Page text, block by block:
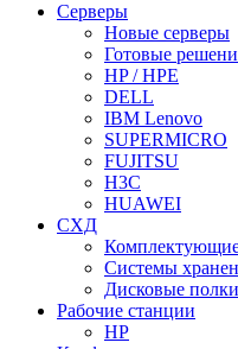
Серверы
Новые серверы
Готовые
HP / HPE
DELL
IBM Lenovo
SUPERMICRO
FUJITSU
H3C
HUAWEI
СХД
Системы
Дисковые полки
Рабочие станции
HP